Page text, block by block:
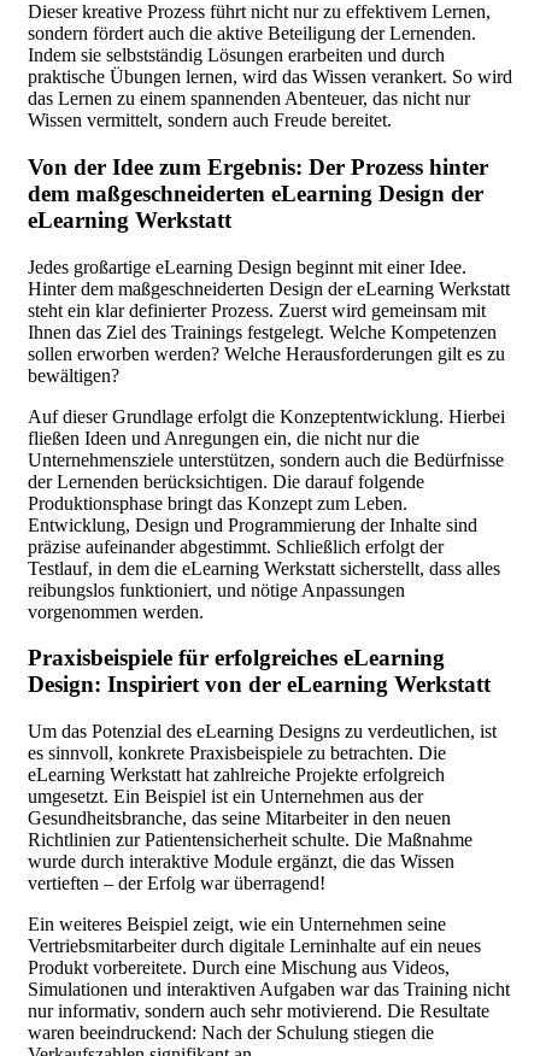
Dieser kreative Prozess führt nicht nur zu effektivem Lernen,
sondern fördert auch die aktive Beteiligung der Lernenden.
Indem sie selbstständig Lösungen erarbeiten und durch
praktische Übungen lernen, wird das Wissen verankert. So wird
das Lernen zu einem spannenden Abenteuer, das nicht nur
Wissen vermittelt, sondern auch Freude bereitet.
Von der Idee zum Ergebnis: Der Prozess hinter
dem maßgeschneiderten eLearning Design der
eLearning Werkstatt
Jedes großartige eLearning Design beginnt mit einer Idee.
Hinter dem maßgeschneiderten Design der eLearning Werkstatt
steht ein klar definierter Prozess. Zuerst wird gemeinsam mit
Ihnen das Ziel des Trainings festgelegt. Welche Kompetenzen
sollen erworben werden? Welche Herausforderungen gilt es zu
bewältigen?
Auf dieser Grundlage erfolgt die Konzeptentwicklung. Hierbei
fließen Ideen und Anregungen ein, die nicht nur die
Unternehmensziele unterstützen, sondern auch die Bedürfnisse
der Lernenden berücksichtigen. Die darauf folgende
Produktionsphase bringt das Konzept zum Leben.
Entwicklung, Design und Programmierung der Inhalte sind
präzise aufeinander abgestimmt. Schließlich erfolgt der
Testlauf, in dem die eLearning Werkstatt sicherstellt, dass alles
reibungslos funktioniert, und nötige Anpassungen
vorgenommen werden.
Praxisbeispiele für erfolgreiches eLearning
Design: Inspiriert von der eLearning Werkstatt
Um das Potenzial des eLearning Designs zu verdeutlichen, ist
es sinnvoll, konkrete Praxisbeispiele zu betrachten. Die
eLearning Werkstatt hat zahlreiche Projekte erfolgreich
umgesetzt. Ein Beispiel ist ein Unternehmen aus der
Gesundheitsbranche, das seine Mitarbeiter in den neuen
Richtlinien zur Patientensicherheit schulte. Die Maßnahme
wurde durch interaktive Module ergänzt, die das Wissen
vertieften – der Erfolg war überragend!
Ein weiteres Beispiel zeigt, wie ein Unternehmen seine
Vertriebsmitarbeiter durch digitale Lerninhalte auf ein neues
Produkt vorbereitete. Durch eine Mischung aus Videos,
Simulationen und interaktiven Aufgaben war das Training nicht
nur informativ, sondern auch sehr motivierend. Die Resultate
waren beeindruckend: Nach der Schulung stiegen die